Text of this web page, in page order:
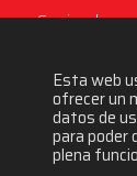
¡Gracias de
4915 visitas
Esta web
ofrecer un
datos de
para poder
plena